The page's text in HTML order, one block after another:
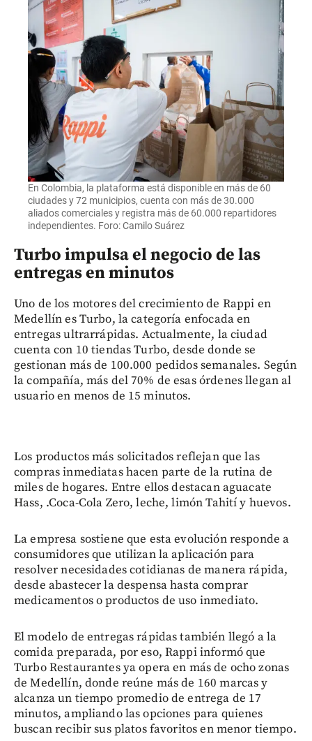
En Colombia, la plataforma está disponible en más de 60
ciudades y 72 municipios, cuenta con más de 30.000
aliados comerciales y registra más de 60.000 repartidores
independientes. Foro: Camilo Suárez
Turbo impulsa el negocio de las
entregas en minutos
Uno de los motores del crecimiento de Rappi en
Medellín es Turbo, la categoría enfocada en
entregas ultrarrápidas. Actualmente, la ciudad
cuenta con 10 tiendas Turbo, desde donde se
gestionan más de 100.000 pedidos semanales. Según
la compañía, más del 70% de esas órdenes llegan al
usuario en menos de 15 minutos.
Los productos más solicitados reflejan que las
compras inmediatas hacen parte de la rutina de
miles de hogares. Entre ellos destacan aguacate
Hass, .Coca-Cola Zero, leche, limón Tahití y huevos.
La empresa sostiene que esta evolución responde a
consumidores que utilizan la aplicación para
resolver necesidades cotidianas de manera rápida,
desde abastecer la despensa hasta comprar
medicamentos o productos de uso inmediato.
El modelo de entregas rápidas también llegó a la
comida preparada, por eso, Rappi informó que
Turbo Restaurantes ya opera en más de ocho zonas
de Medellín, donde reúne más de 160 marcas y
alcanza un tiempo promedio de entrega de 17
minutos, ampliando las opciones para quienes
buscan recibir sus platos favoritos en menor tiempo.